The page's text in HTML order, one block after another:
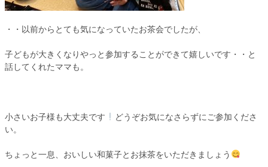
・・以前からとても気になっていたお茶会でしたが、
子どもが大きくなりやっと参加することができて嬉しいです・・と
話してくれたママも。
小さいお子様も大丈夫です
どうぞお気になさらずにご参加くださ
い。
ちょっと一息、おいしい和菓子とお抹茶をいただきましょう